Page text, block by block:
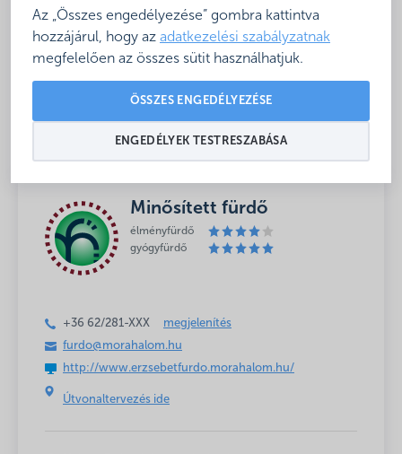
Az „Összes engedélyezése” gombra kattintva
hozzájárul, hogy az adatkezelési szabályzatnak
megfelelően az összes sütit használhatjuk.
ÖSSZES ENGEDÉLYEZÉSE
ENGEDÉLYEK TESTRESZABÁSA
Baba- és
családbarát
Étkezési lehetőség
a fürdőben
beltéri medencék
Szállás fürdővel egy
épületben
Minősített fürdő
élményfürdő
gyógyfürdő
+36 62/281-XXX
megjelenítés
furdo@morahalom.hu
http://www.erzsebetfurdo.morahalom.hu/
Útvonaltervezés ide